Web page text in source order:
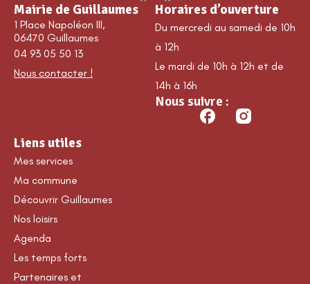
Mairie de Guillaumes
1 Place Napoléon III,
06470 Guillaumes
04 93 05 50 13
Nous contacter !
Horaires d’ouverture
Du mercredi au samedi de 10h
à 12h
Le mardi de 10h à 12h et de
14h à 16h
Nous suivre :
Liens utiles
Mes services
Ma commune
Découvrir Guillaumes
Nos loisirs
Agenda
Les temps forts
Partenaires et